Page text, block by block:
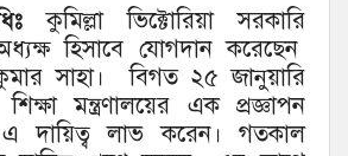
কুমিল্লা ভিক্টোরিয়া সরকারি
হিসাবে যোগদান করেছেন
সাহা। বিগত ২৫ জানুয়ারি
মন্ত্রণালয়ের এক প্রজ্ঞাপন
দায়িত্ব লাভ করেন। গতকাল